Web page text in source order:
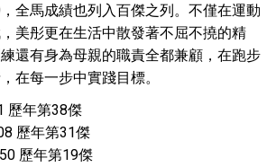
全馬成績也列入百傑之列。不僅在運動
，美彤更在生活中散發著不屈不撓的精
還有身為母親的職責全都兼顧，在跑步
在每一步中實踐目標。
歷年第38傑
歷年第31傑
歷年第19傑